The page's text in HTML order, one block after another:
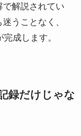
解説されてい
うことなく、
成します。
録だけじゃな